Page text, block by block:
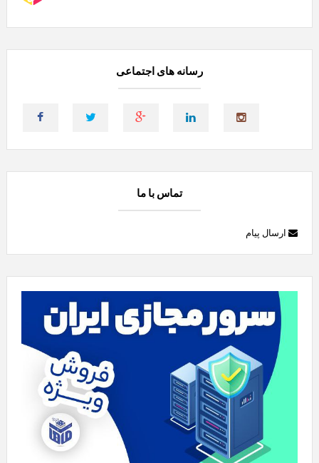
رسانه های اجتماعی
تماس با ما
ارسال پیام